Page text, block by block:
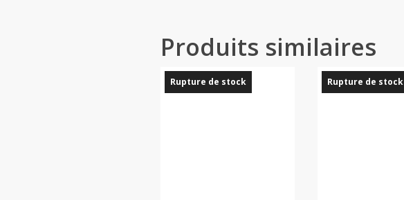
Produits similaires
Rupture de stock Rupture de stock